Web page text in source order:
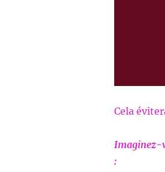
Cela
Imaginez-
: